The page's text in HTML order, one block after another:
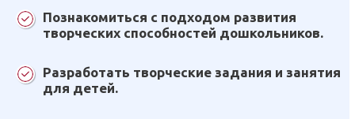
Познакомиться с подходом развития
творческих способностей дошкольников.
Разработать творческие задания и занятия
для детей.